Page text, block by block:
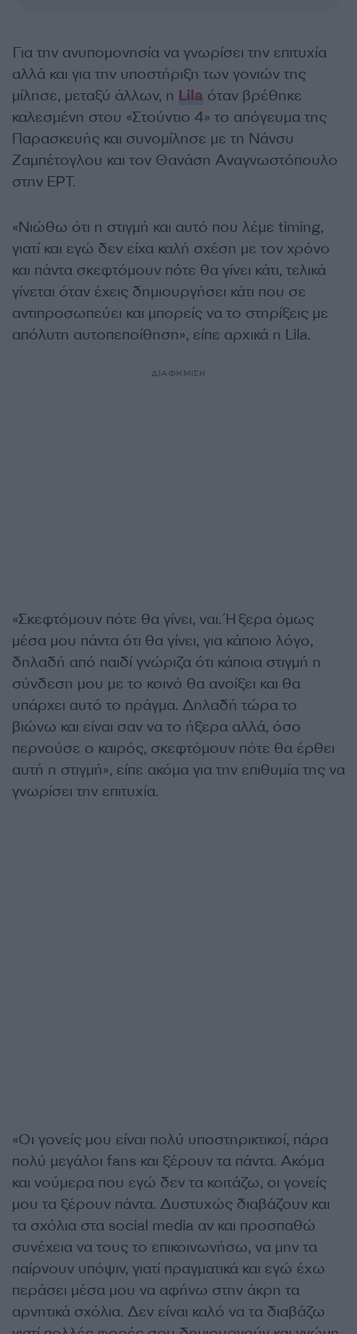
Για την ανυπομονησία να γνωρίσει την επιτυχία
αλλά και για την υποστήριξη των γονιών της
μίλησε, μεταξύ άλλων, η Lila όταν βρέθηκε
καλεσμένη στου «Στούντιο 4» το απόγευμα της
Παρασκευής και συνομίλησε με τη Νάνσυ
Ζαμπέτογλου και τον Θανάση Αναγνωστόπουλο
στην ΕΡΤ.
«Νιώθω ότι η στιγμή και αυτό που λέμε timing,
γιατί και εγώ δεν είχα καλή σχέση με τον χρόνο
και πάντα σκεφτόμουν πότε θα γίνει κάτι, τελικά
γίνεται όταν έχεις δημιουργήσει κάτι που σε
αντιπροσωπεύει και μπορείς να το στηρίξεις με
απόλυτη αυτοπεποίθηση», είπε αρχικά η Lila.
ΔΙΑΦΗΜΙΣΗ
«Σκεφτόμουν πότε θα γίνει, ναι. Ήξερα όμως
μέσα μου πάντα ότι θα γίνει, για κάποιο λόγο,
δηλαδή από παιδί γνώριζα ότι κάποια στιγμή η
σύνδεση μου με το κοινό θα ανοίξει και θα
υπάρχει αυτό το πράγμα. Δηλαδή τώρα το
βιώνω και είναι σαν να το ήξερα αλλά, όσο
περνούσε ο καιρός, σκεφτόμουν πότε θα έρθει
αυτή η στιγμή», είπε ακόμα για την επιθυμία της να
γνωρίσει την επιτυχία.
«Οι γονείς μου είναι πολύ υποστηρικτικοί, πάρα
πολύ μεγάλοι fans και ξέρουν τα πάντα. Ακόμα
και νούμερα που εγώ δεν τα κοιτάζω, οι γονείς
μου τα ξέρουν πάντα. Δυστυχώς διαβάζουν και
τα σχόλια στα social media αν και προσπαθώ
συνέχεια να τους το επικοινωνήσω, να μην τα
παίρνουν υπόψιν, γιατί πραγματικά και εγώ έχω
περάσει μέσα μου να αφήνω στην άκρη τα
αρνητικά σχόλια. Δεν είναι καλό να τα διαβάζω